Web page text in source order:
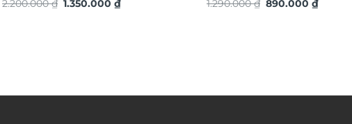
ứng dát vàng TG4912S
2.200.000₫ Giá
1.350.000₫Giá
Công TG4932S
1.290.000₫ Giá
890.000₫Giá